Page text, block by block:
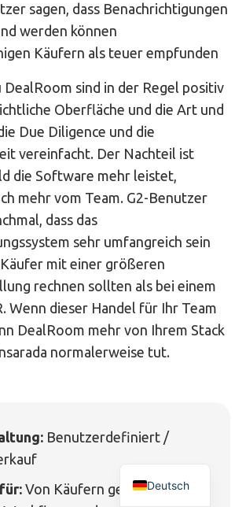
sagen, dass Benachrichtigungen
werden können
Käufern als teuer empfunden
DealRoom sind in der Regel positiv
Oberfläche und die Art und
Due Diligence und die
vereinfacht. Der Nachteil ist
die Software mehr leistet,
mehr vom Team. G2-Benutzer
dass das
sehr umfangreich sein
Käufer mit einer größeren
rechnen sollten als bei einem
Wenn dieser Handel für Ihr Team
DealRoom mehr von Ihrem Stack
normalerweise tut.
Benutzerdefiniert /
Von Käufern geleitete M&A-
Deutsch